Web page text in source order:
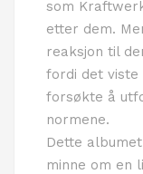
som
etter dem.
reaksjon til
fordi det viste
forsøkte å
normene.
Dette
minne om en